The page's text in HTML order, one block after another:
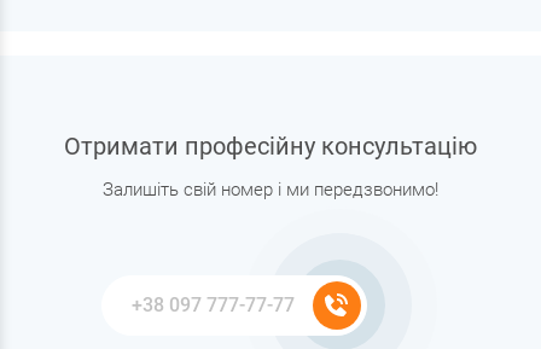
Отримати професійну консультацію
Залишіть свій номер і ми передзвонимо!